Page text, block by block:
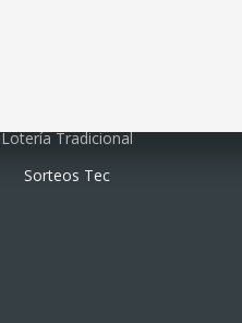
Lotería Tradicional
Sorteos Tec